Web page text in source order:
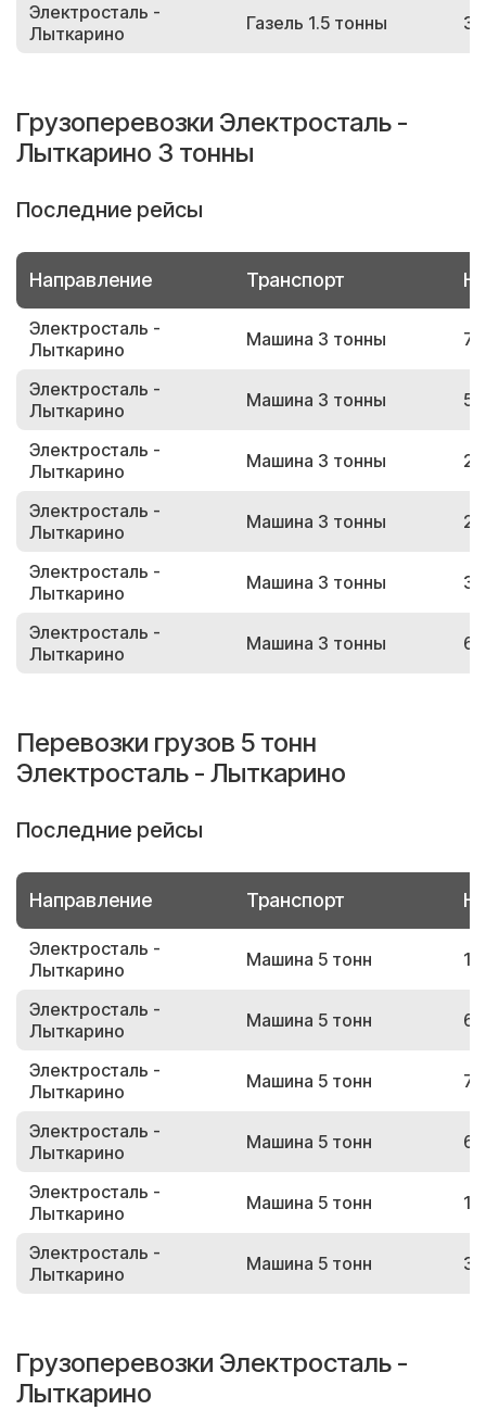
Электросталь -
Лыткарино
Газель 1.5 тонны
Грузоперевозки Электросталь -
Лыткарино 3 тонны
Последние рейсы
Направление Транспорт
Электросталь -
Лыткарино
Машина 3 тонны
Электросталь -
Лыткарино
Машина 3 тонны
Электросталь -
Лыткарино
Машина 3 тонны
Электросталь -
Лыткарино
Машина 3 тонны
Электросталь -
Лыткарино
Машина 3 тонны
Электросталь -
Лыткарино
Машина 3 тонны
Перевозки грузов 5 тонн
Электросталь - Лыткарино
Последние рейсы
Направление Транспорт
Электросталь -
Лыткарино
Машина 5 тонн
Электросталь -
Лыткарино
Машина 5 тонн
Электросталь -
Лыткарино
Машина 5 тонн
Электросталь -
Лыткарино
Машина 5 тонн
Электросталь -
Лыткарино
Машина 5 тонн
Электросталь -
Лыткарино
Машина 5 тонн
Грузоперевозки Электросталь -
Лыткарино